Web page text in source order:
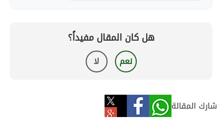
هل كان المقال مفيداً؟
نعم لا
شارك المقالة